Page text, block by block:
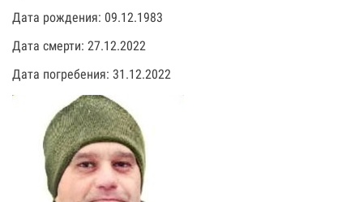
Дата рождения: 09.12.1983
Дата смерти: 27.12.2022
Дата погребения: 31.12.2022